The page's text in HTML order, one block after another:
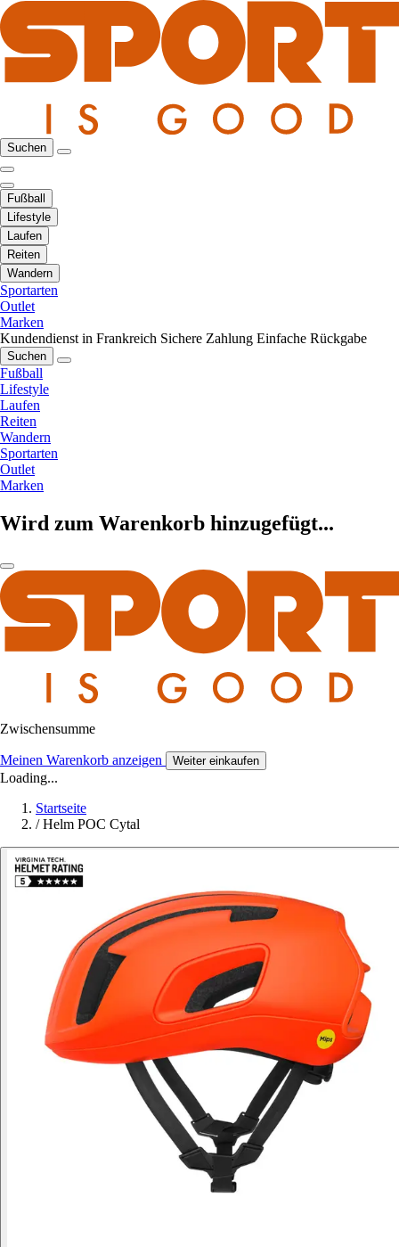
Suchen
Fußball
Lifestyle
Laufen
Reiten
Wandern
Sportarten
Outlet
Marken
Kundendienst in Frankreich Sichere Zahlung Einfache Rückgabe
Suchen
Fußball
Lifestyle
Laufen
Reiten
Wandern
Sportarten
Outlet
Marken
Wird zum Warenkorb hinzugefügt...
Zwischensumme
Meinen Warenkorb anzeigen Weiter einkaufen
Loading...
Startseite
/ Helm POC Cytal